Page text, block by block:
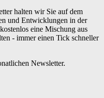
halten wir Sie auf dem
und Entwicklungen in der
eine Mischung aus
- immer einen Tick schneller
Newsletter.